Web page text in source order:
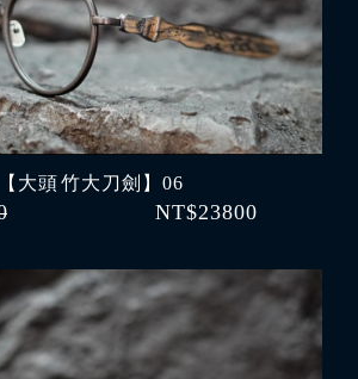
【大頭 竹大刀劍】06
NT$23800